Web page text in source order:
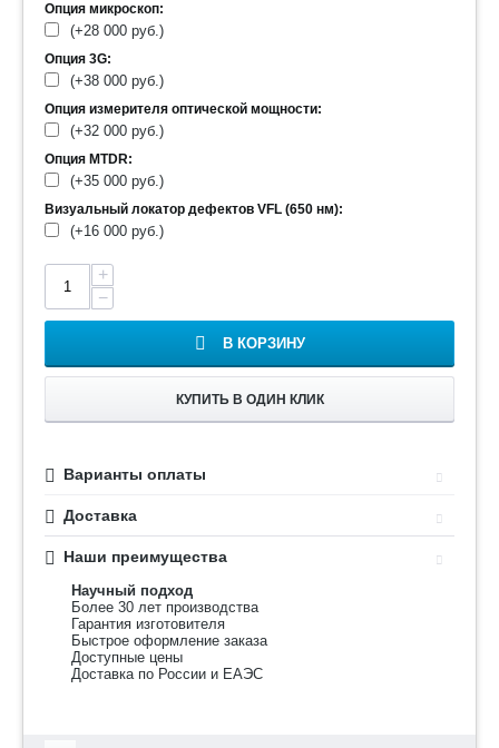
Опция микроскоп:
(+28 000 руб.)
Опция 3G:
(+38 000 руб.)
Опция измерителя оптической мощности:
(+32 000 руб.)
Опция MTDR:
(+35 000 руб.)
Визуальный локатор дефектов VFL (650 нм):
(+16 000 руб.)
+
−
В КОРЗИНУ
КУПИТЬ В ОДИН КЛИК
Варианты оплаты
Доставка
Наши преимущества
Научный подход
Более 30 лет производства
Гарантия изготовителя
Быстрое оформление заказа
Доступные цены
Доставка по России и ЕАЭС